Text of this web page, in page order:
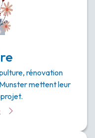
rénovation
mettent leur